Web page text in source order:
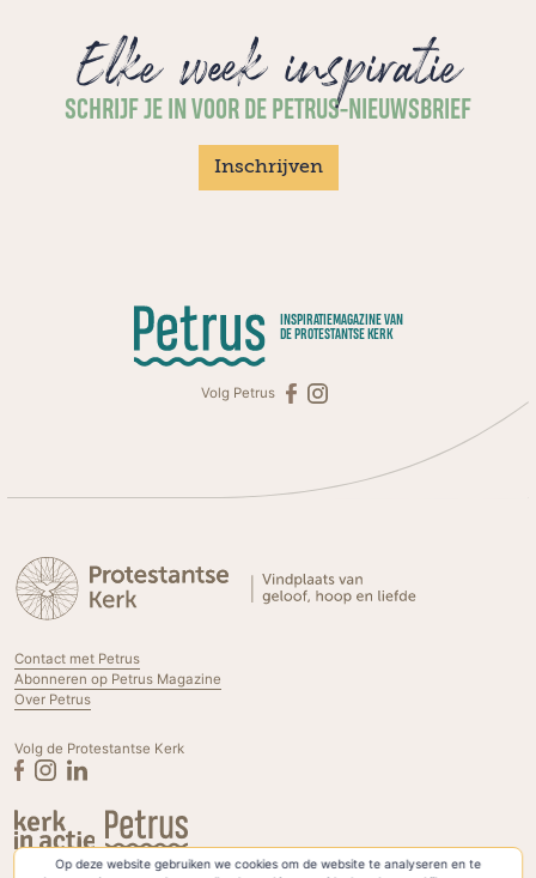
Op deze website gebruiken we cookies om de website te analyseren en te
Elke week inspiratie
SCHRIJF JE IN VOOR DE PETRUS-NIEUWSBRIEF
Inschrijven
INSPIRATIEMAGAZINE VAN
DE PROTESTANTSE KERK
Volg Petrus
Contact met Petrus
Abonneren op Petrus Magazine
Over Petrus
Volg de Protestantse Kerk
Privacyverklaring & Cookies